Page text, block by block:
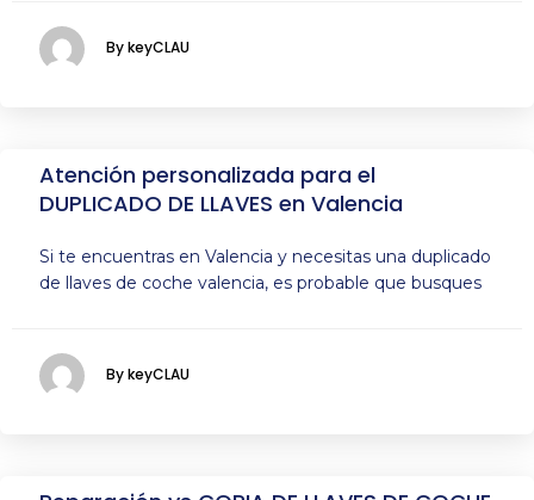
By keyCLAU
Atención personalizada para el
DUPLICADO DE LLAVES en Valencia
Si te encuentras en Valencia y necesitas una duplicado
de llaves de coche valencia, es probable que busques
By keyCLAU